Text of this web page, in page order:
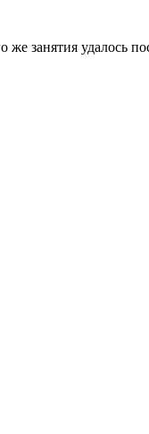
же занятия удалось